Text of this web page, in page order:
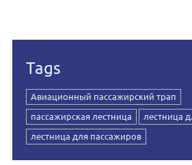
Tags
Авиационный пассажирский трап
пассажирская лестница лестница
лестница для пассажиров